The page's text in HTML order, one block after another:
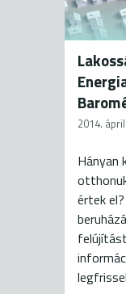
2014.
értek